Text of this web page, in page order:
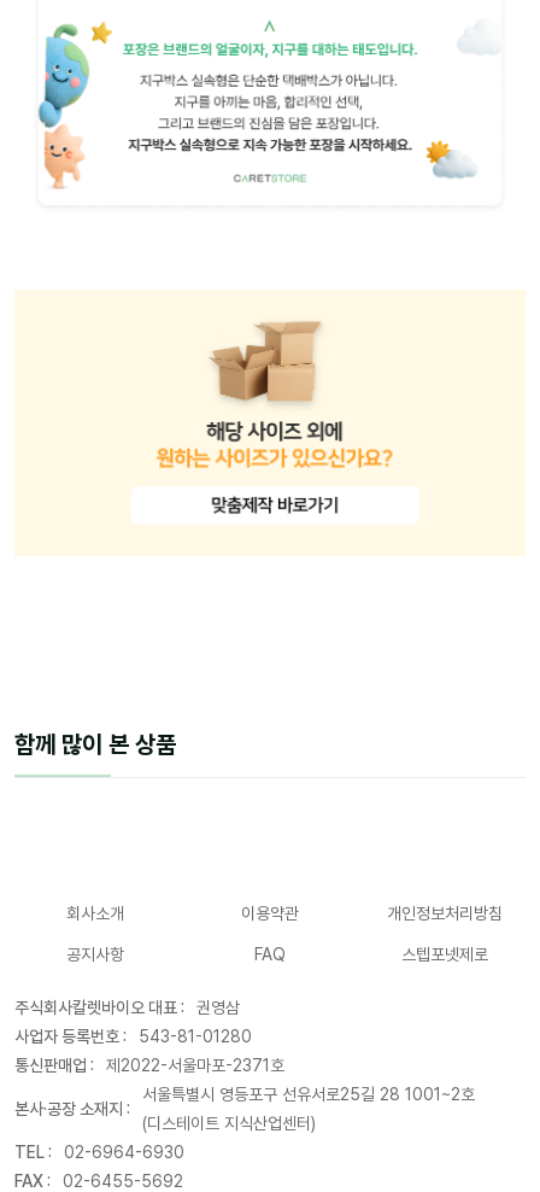
함께 많이 본 상품
회사소개 이용약관 개인정보처리방침
공지사항 FAQ 스텝포넷제로
주식회사칼렛바이오 대표 :
권영삼
사업자 등록번호 :
543-81-01280
통신판매업 :
제2022-서울마포-2371호
본사·공장 소재지 :
서울특별시 영등포구 선유서로25길 28 1001~2호
(디스테이트 지식산업센터)
TEL :
02-6964-6930
FAX :
02-6455-5692